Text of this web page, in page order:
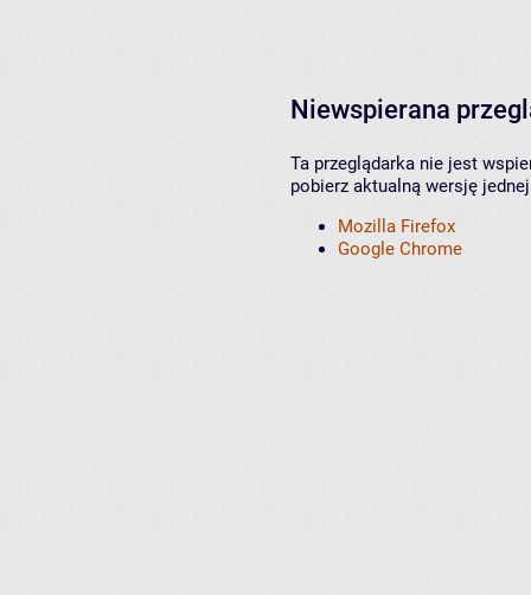
Niewspierana
Ta przeglądarka nie jest
pobierz aktualną wersję
Mozilla Firefox
Google Chrome